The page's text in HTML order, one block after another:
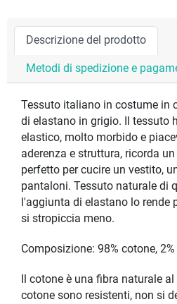
Descrizione del prodotto
Metodi di spedizione e
Tessuto italiano in costume in
di elastano in grigio. Il tessuto
elastico, molto morbido e
aderenza e struttura, ricorda
perfetto per cucire un vestito,
pantaloni. Tessuto naturale di
l'aggiunta di elastano lo rende
si stropiccia meno.
Composizione: 98% cotone,
Il cotone è una fibra naturale
cotone sono resistenti, non si